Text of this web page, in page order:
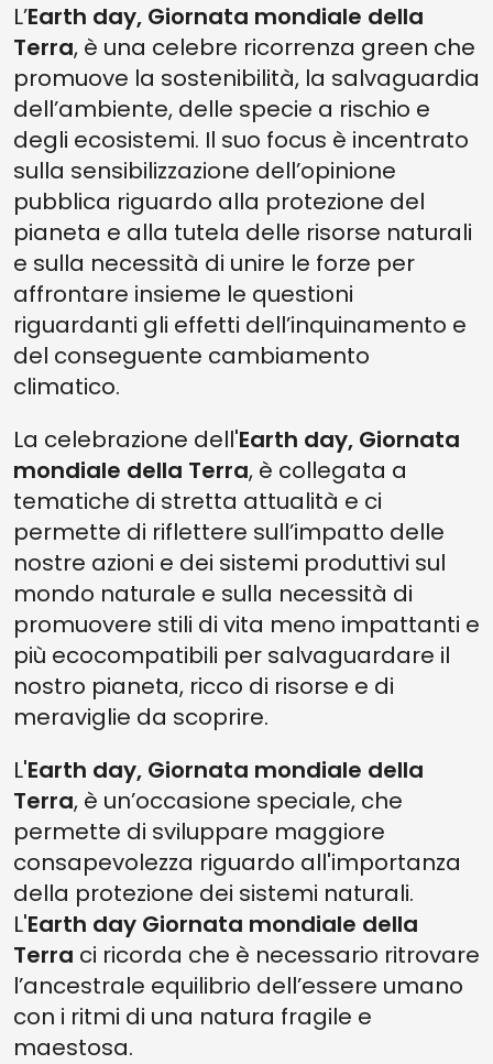
L’Earth day, Giornata mondiale della
Terra, è una celebre ricorrenza green che
promuove la sostenibilità, la salvaguardia
dell’ambiente, delle specie a rischio e
degli ecosistemi. Il suo focus è incentrato
sulla sensibilizzazione dell’opinione
pubblica riguardo alla protezione del
pianeta e alla tutela delle risorse naturali
e sulla necessità di unire le forze per
affrontare insieme le questioni
riguardanti gli effetti dell’inquinamento e
del conseguente cambiamento
climatico.
La celebrazione dell'Earth day, Giornata
mondiale della Terra, è collegata a
tematiche di stretta attualità e ci
permette di riflettere sull’impatto delle
nostre azioni e dei sistemi produttivi sul
mondo naturale e sulla necessità di
promuovere stili di vita meno impattanti e
più ecocompatibili per salvaguardare il
nostro pianeta, ricco di risorse e di
meraviglie da scoprire.
L'Earth day, Giornata mondiale della
Terra, è un’occasione speciale, che
permette di sviluppare maggiore
consapevolezza riguardo all'importanza
della protezione dei sistemi naturali.
L'Earth day Giornata mondiale della
Terra ci ricorda che è necessario ritrovare
l’ancestrale equilibrio dell’essere umano
con i ritmi di una natura fragile e
maestosa.